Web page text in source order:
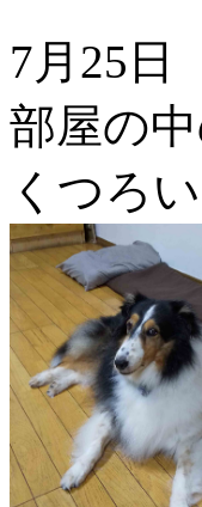
7月25日
部屋の
くつろ